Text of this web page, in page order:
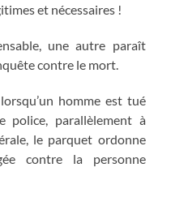
et nécessaires !
une autre paraît
contre le mort.
homme est tué
police, parallèlement à
le parquet ordonne
contre la personne